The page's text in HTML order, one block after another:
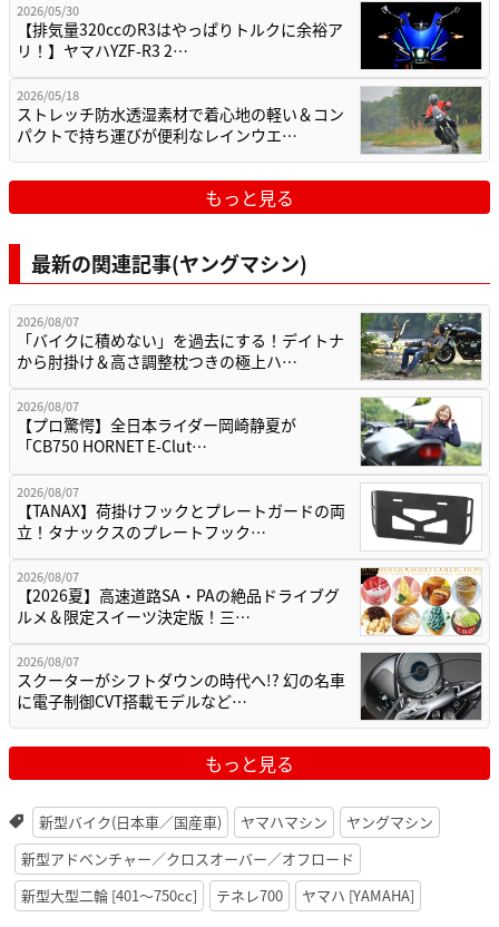
2026/05/30
【排気量320ccのR3はやっぱりトルクに余裕ア
リ！】ヤマハYZF-R3 2…
2026/05/18
ストレッチ防水透湿素材で着心地の軽い＆コン
パクトで持ち運びが便利なレインウエ…
もっと見る
最新の関連記事(ヤングマシン)
2026/08/07
「バイクに積めない」を過去にする！デイトナ
から肘掛け＆高さ調整枕つきの極上ハ…
2026/08/07
【プロ驚愕】全日本ライダー岡崎静夏が
「CB750 HORNET E-Clut…
2026/08/07
【TANAX】荷掛けフックとプレートガードの両
立！タナックスのプレートフック…
2026/08/07
【2026夏】高速道路SA・PAの絶品ドライブグ
ルメ＆限定スイーツ決定版！三…
2026/08/07
スクーターがシフトダウンの時代へ!? 幻の名車
に電子制御CVT搭載モデルなど…
もっと見る
新型バイク(日本車／国産車) ヤマハマシン
ヤングマシン
新型アドベンチャー／クロスオーバー／オフロード
新型大型二輪 [401〜750cc]
テネレ700 ヤマハ [YAMAHA]